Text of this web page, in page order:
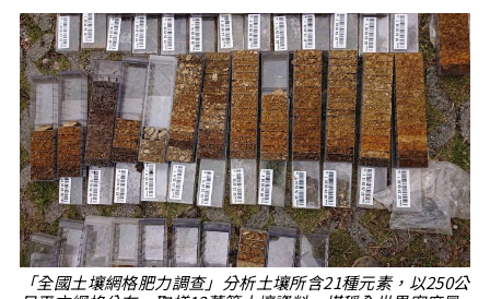
「全國土壤網格肥力調查」分析土壤所含21種元素，以250公